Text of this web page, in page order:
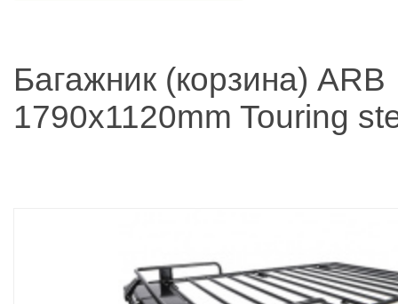
Багажник (корзина) ARB
1790x1120mm Touring